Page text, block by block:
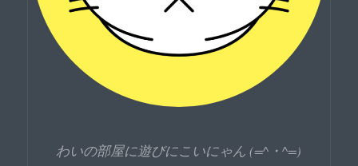
わいの部屋に遊びにこいにゃん (=^・^=)